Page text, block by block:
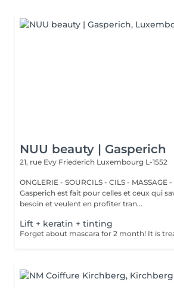
NUU beauty | Gasperich
21, rue Evy Friederich Luxembourg L-1552
ONGLERIE - SOURCILS - CILS - MASSAGE
Gasperich est fait pour celles et ceux qui
besoin et veulent en profiter tran...
Lift + keratin + tinting